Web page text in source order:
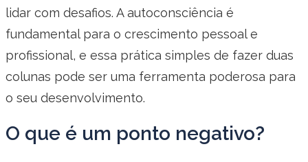
lidar com desafios. A autoconsciência é
fundamental para o crescimento pessoal e
profissional, e essa prática simples de fazer duas
colunas pode ser uma ferramenta poderosa para
o seu desenvolvimento.
O que é um ponto negativo?